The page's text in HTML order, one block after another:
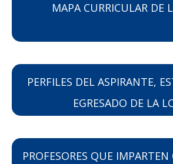
MAPA CURRICULAR DE
PERFILES DEL ASPIRANTE,
EGRESADO DE LA
PROFESORES QUE IMPARTEN